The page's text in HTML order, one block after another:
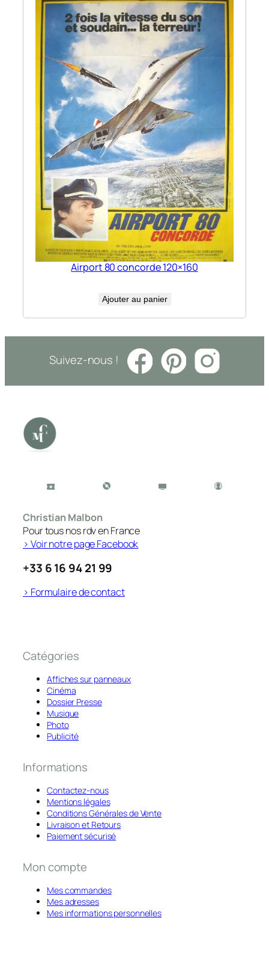
Airport 80 concorde 120×160
Ajouter au panier
Suivez-nous !
Christian Malbon
Pour tous nos rdv en France
> Voir notre page Facebook
+33 6 16 94 21 99
> Formulaire de contact
Catégories
Affiches sur panneaux
Cinéma
Dossier Presse
Musique
Photo
Publicité
Informations
Contactez-nous
Mentions légales
Conditions Générales de Vente
Livraison et Retours
Paiement sécurisé
Mon compte
Mes commandes
Mes adresses
Mes informations personnelles